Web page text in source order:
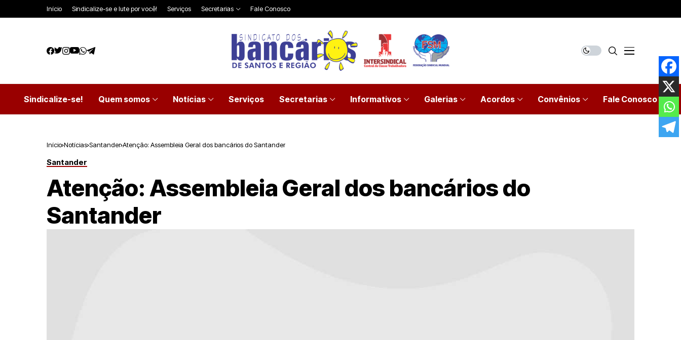
Início Sindicalize-se e lute por você! Serviços Secretarias Fale Conosco
Sindicalize-se! Quem somos Notícias Serviços Secretarias Informativos Galerias Acordos Convênios Fale Conosco
Início Notícias Santander Atenção: Assembleia Geral dos bancários do Santander
Santander
Atenção: Assembleia Geral dos bancários do
Santander